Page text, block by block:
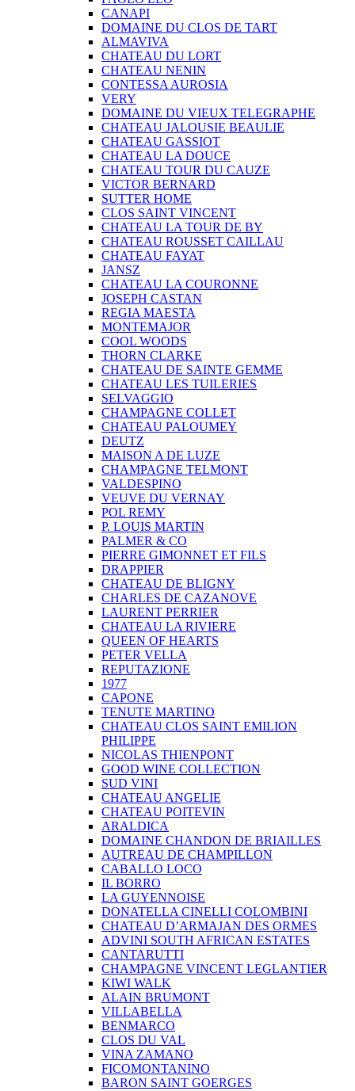
CANAPI
DOMAINE DU CLOS DE TART
ALMAVIVA
CHATEAU DU LORT
CHATEAU NENIN
CONTESSA AUROSIA
VERY
DOMAINE DU VIEUX TELEGRAPHE
CHATEAU JALOUSIE BEAULIE
CHATEAU GASSIOT
CHATEAU LA DOUCE
CHATEAU TOUR DU CAUZE
VICTOR BERNARD
SUTTER HOME
CLOS SAINT VINCENT
CHATEAU LA TOUR DE BY
CHATEAU ROUSSET CAILLAU
CHATEAU FAYAT
JANSZ
CHATEAU LA COURONNE
JOSEPH CASTAN
REGIA MAESTA
MONTEMAJOR
COOL WOODS
THORN CLARKE
CHATEAU DE SAINTE GEMME
CHATEAU LES TUILERIES
SELVAGGIO
CHAMPAGNE COLLET
CHATEAU PALOUMEY
DEUTZ
MAISON A DE LUZE
CHAMPAGNE TELMONT
VALDESPINO
VEUVE DU VERNAY
POL REMY
P. LOUIS MARTIN
PALMER & CO
PIERRE GIMONNET ET FILS
DRAPPIER
CHATEAU DE BLIGNY
CHARLES DE CAZANOVE
LAURENT PERRIER
CHATEAU LA RIVIERE
QUEEN OF HEARTS
PETER VELLA
REPUTAZIONE
1977
CAPONE
TENUTE MARTINO
CHATEAU CLOS SAINT EMILION
PHILIPPE
NICOLAS THIENPONT
GOOD WINE COLLECTION
SUD VINI
CHATEAU ANGELIE
CHATEAU POITEVIN
ARALDICA
DOMAINE CHANDON DE BRIAILLES
AUTREAU DE CHAMPILLON
CABALLO LOCO
IL BORRO
LA GUYENNOISE
DONATELLA CINELLI COLOMBINI
CHATEAU D’ARMAJAN DES ORMES
ADVINI SOUTH AFRICAN ESTATES
CANTARUTTI
CHAMPAGNE VINCENT LEGLANTIER
KIWI WALK
ALAIN BRUMONT
VILLABELLA
BENMARCO
CLOS DU VAL
VINA ZAMANO
FICOMONTANINO
BARON SAINT GOERGES